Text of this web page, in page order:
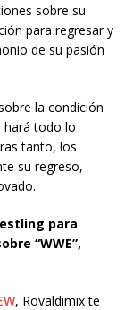
sobre su
para regresar y
de su pasión
la condición
hará todo lo
tanto, los
su regreso,
para
“WWE”,
, Rovaldimix te